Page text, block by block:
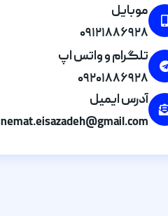
موبایل
۰۹۱۲۱۸۸۶۹۲۸
تلگرام و واتس اپ
۰۹۲۰۱۸۸۶۹۲۸
آدرس ایمیل
nemat.eisazadeh@gmail.com